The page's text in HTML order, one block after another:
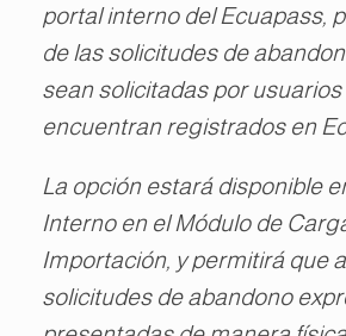
portal interno del Ecuapass,
de las solicitudes de
sean solicitadas por usuarios
encuentran registrados en
La opción estará disponible
Interno en el Módulo de
Importación, y permitirá que
solicitudes de abandono